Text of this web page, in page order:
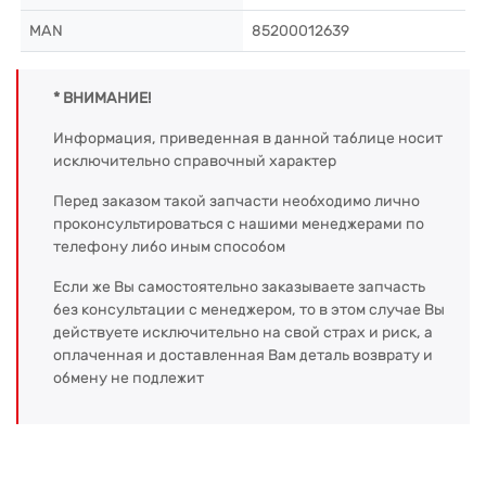
MAN 85200012639
* ВНИМАНИЕ!
Информация, приведенная в данной таблице носит
исключительно справочный характер
Перед заказом такой запчасти необходимо лично
проконсультироваться с нашими менеджерами по
телефону либо иным способом
Если же Вы самостоятельно заказываете запчасть
без консультации с менеджером, то в этом случае Вы
действуете исключительно на свой страх и риск, а
оплаченная и доставленная Вам деталь возврату и
обмену не подлежит